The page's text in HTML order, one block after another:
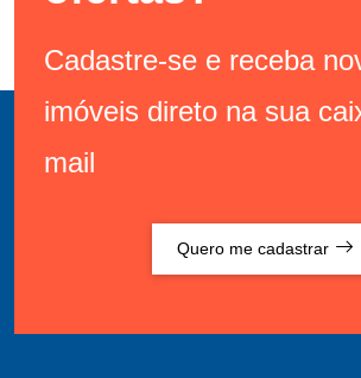
Cadastre-se e receba
imóveis direto na sua
mail
Quero me cadastrar